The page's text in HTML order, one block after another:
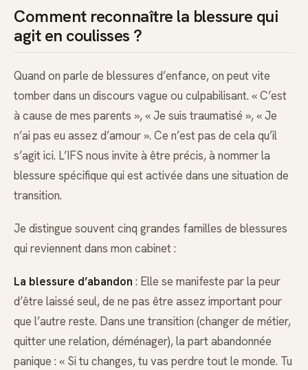
Comment reconnaître la blessure qui
agit en coulisses ?
Quand on parle de blessures d’enfance, on peut vite
tomber dans un discours vague ou culpabilisant. « C’est
à cause de mes parents », « Je suis traumatisé », « Je
n’ai pas eu assez d’amour ». Ce n’est pas de cela qu’il
s’agit ici. L’IFS nous invite à être précis, à nommer la
blessure spécifique qui est activée dans une situation de
transition.
Je distingue souvent cinq grandes familles de blessures
qui reviennent dans mon cabinet :
La blessure d’abandon : Elle se manifeste par la peur
d’être laissé seul, de ne pas être assez important pour
que l’autre reste. Dans une transition (changer de métier,
quitter une relation, déménager), la part abandonnée
panique : « Si tu changes, tu vas perdre tout le monde. Tu